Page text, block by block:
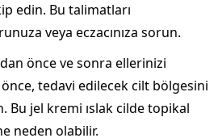
edin. Bu talimatları
veya eczacınıza sorun.
önce ve sonra ellerinizi
önce, tedavi edilecek cilt bölgesini
Bu jel kremi ıslak cilde topikal
neden olabilir.